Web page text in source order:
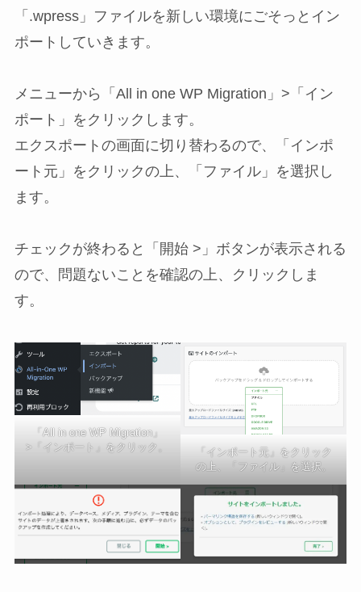
「.wpress」ファイルを新しい環境にごそっとイン
ポートしていきます。
メニューから「All in one WP Migration」>「イン
ポート」をクリックします。
エクスポートの画面に切り替わるので、「インポ
ート元」をクリックの上、「ファイル」を選択し
ます。
チェックが終わると「開始 >」ボタンが表示される
ので、問題ないことを確認の上、クリックしま
す。
「All in one WP Migration」
>「インポート」をクリック。
「インポート元」をクリック
の上、「ファイル」を選択。